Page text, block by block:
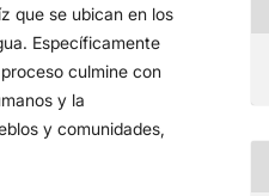
que se ubican en los
Específicamente
culmine con
y la
y comunidades,